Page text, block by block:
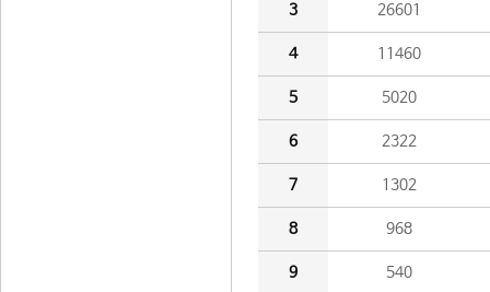
3 26601
4 11460
5 5020
6 2322
7 1302
8 968
9 540